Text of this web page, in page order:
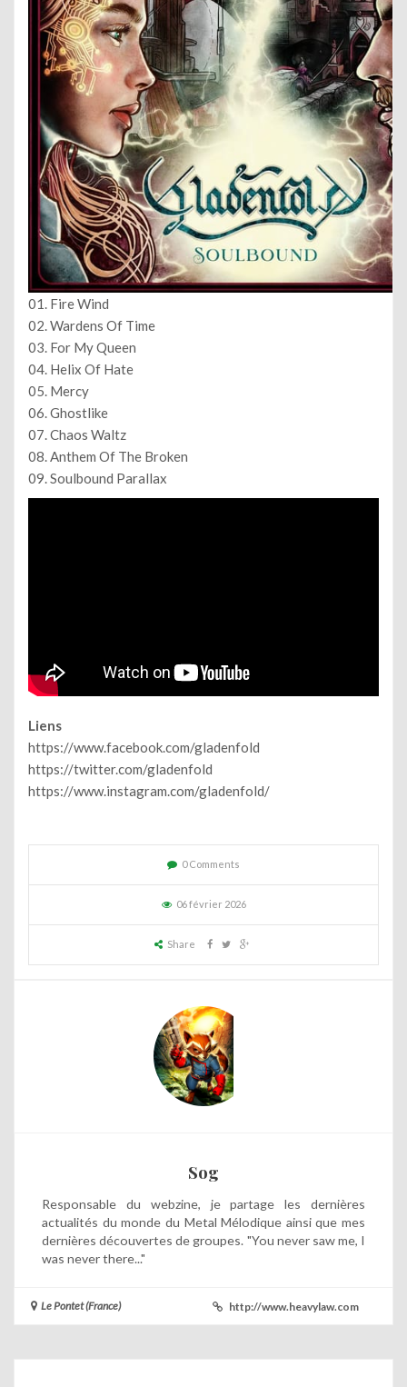
01. Fire Wind
02. Wardens Of Time
03. For My Queen
04. Helix Of Hate
05. Mercy
06. Ghostlike
07. Chaos Waltz
08. Anthem Of The Broken
09. Soulbound Parallax
Liens
https://www.facebook.com/gladenfold
https://twitter.com/gladenfold
https://www.instagram.com/gladenfold/
0 Comments
06 février 2026
Share
Sog
Responsable du webzine, je partage les dernières
actualités du monde du Metal Mélodique ainsi que mes
dernières découvertes de groupes. "You never saw me, I
was never there..."
Le Pontet (France) http://www.heavylaw.com